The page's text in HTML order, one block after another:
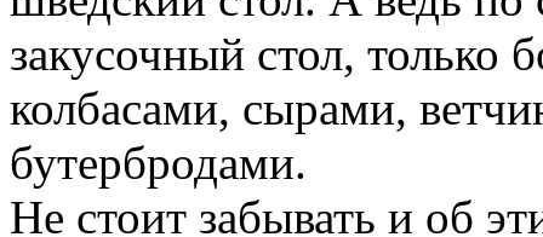
закусочный стол, только
колбасами, сырами,
бутербродами.
Не стоит забывать и об